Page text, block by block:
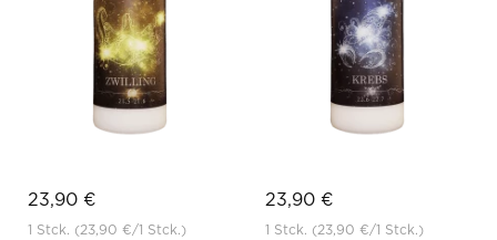
23,90 €
1 Stck. (23,90 €/1 Stck.)
23,90 €
1 Stck. (23,90 €/1 Stck.)